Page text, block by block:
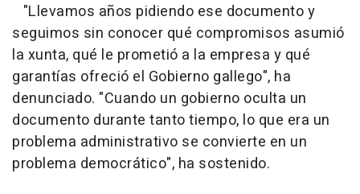
"Llevamos años pidiendo ese documento y
seguimos sin conocer qué compromisos asumió
la xunta, qué le prometió a la empresa y qué
garantías ofreció el Gobierno gallego", ha
denunciado. "Cuando un gobierno oculta un
documento durante tanto tiempo, lo que era un
problema administrativo se convierte en un
problema democrático", ha sostenido.